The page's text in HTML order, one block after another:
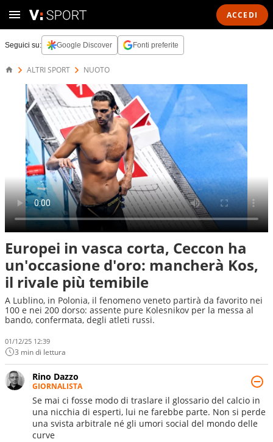
ACCEDI
Seguici su: Google Discover Fonti preferite
ALTRI SPORT NUOTO
Europei in vasca corta, Ceccon ha
un'occasione d'oro: mancherà Kos,
il rivale più temibile
A Lublino, in Polonia, il fenomeno veneto partirà da favorito nei
100 e nei 200 dorso: assente pure Kolesnikov per la messa al
bando, confermata, degli atleti russi.
01/12/25 12:39
3 min di lettura
Rino Dazzo
GIORNALISTA
Se mai ci fosse modo di traslare il glossario del calcio in
una nicchia di esperti, lui ne farebbe parte. Non si perde
una svista arbitrale né gli umori social del mondo delle
curve